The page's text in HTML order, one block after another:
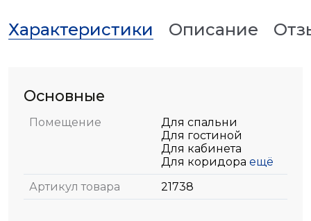
Характеристики Описание
Основные
Помещение
Для спальни
Для гостиной
Для кабинета
Для коридора ещё
Артикул товара
21738